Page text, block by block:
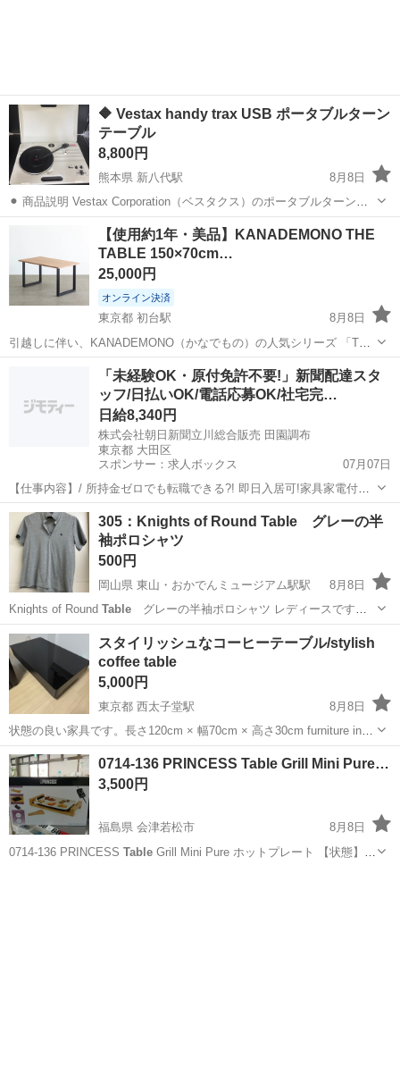
🔶 Vestax handy trax USB ポータブルターン
テーブル
8,800円
熊本県 新八代駅
8月8日
⚫︎ 商品説明 Vestax Corporation（ベスタクス）のポータブルターンテ
ーブル「handy trax USB」です。 コンパクトで持ち運びにも便利なポ
ータブルレコードプレーヤーです。 レコードを手軽に楽しみた...
新八代駅 オーディオ
【使用約1年・美品】KANADEMONO THE
TABLE 150×70cm…
25,000円
オンライン決済
東京都 初台駅
8月8日
引越しに伴い、KANADEMONO（かなでもの）の人気シリーズ 「THE
TABLE/ ラバーウッド アッシュグレー × Black Steel - Square H70」
をお譲りします。 2025年5月購入・使用...
初台駅 テーブル KANADEMONO
「未経験OK・原付免許不要!」新聞配達スタ
ッフ/日払いOK/電話応募OK/社宅完…
日給8,340円
株式会社朝日新聞立川総合販売 田園調布
東京都 大田区
スポンサー：求人ボックス
07月07日
【仕事内容】/ 所持金ゼロでも転職できる?! 即日入居可!家具家電付き
の寮・社宅あり! 引っ越しや上京の費用は”すべて”負担します 必ず面
接!電話面接もOK! 魅力ポイント 家具家電付きの寮・社宅を完備 無資
格・未経験OK! 年齢...
アルバイト・パート
305：Knights of Round Table グレーの半
袖ポロシャツ
500円
岡山県 東山・おかでんミュージアム駅駅
8月8日
Knights of Round Tableグレーの半袖ポロシャツ レディースです。
多少シミがあるような・・・ 引取りの際に、再度ご確認くださいま
せ。 取りに来られる方限定でお願いします。 ...
岡山 岡山市 東山・おかでんミュージアム駅駅
ポロシャツ
スタイリッシュなコーヒーテーブル/stylish
coffee table
5,000円
東京都 西太子堂駅
8月8日
状態の良い家具です。長さ120cm × 幅70cm × 高さ30cm furniture in
good condition. length 120 cm x width 70 cm x height 30 cm
東京 世田谷区 西太子堂駅 収納家具
0714-136 PRINCESS Table Grill Mini Pure…
3,500円
福島県 会津若松市
8月8日
0714-136 PRINCESS TableGrill Mini Pure ホットプレート 【状態】